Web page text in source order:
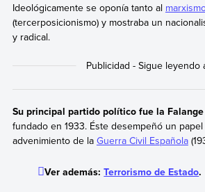
Ideológicamente se oponía tanto al
(tercerposicionismo) y mostraba un
y radical.
Su principal partido político fue la Falange
fundado en 1933. Éste desempeñó un
advenimiento de la Guerra Civil Española
Ver además:Terrorismo de Estado.